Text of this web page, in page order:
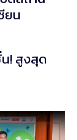
ยน
! สูงสุด